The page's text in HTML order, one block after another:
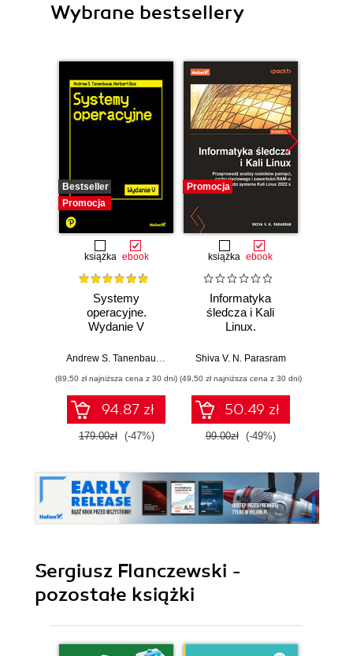
Wybrane bestsellery
Bestseller
Promocja
książka ebook
Systemy
operacyjne.
Wydanie V
Andrew S. Tanenbaum, Herbert Bos
(89,50 zł najniższa cena z 30 dni)
94.87 zł
179.00zł (-47%)
Promocja
książka ebook
Informatyka
śledcza i Kali
Linux.
analizy nośników
sieciowego i
zawartości RAM-u
za pomocą
narzędzi systemu
Kali Linux 2022.x.
Shiva V. N. Parasram
(49,50 zł najniższa cena z 30 dni)
50.49 zł
99.00zł (-49%)
Sergiusz Flanczewski -
pozostałe książki